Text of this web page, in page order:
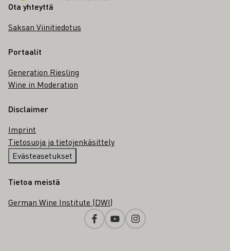
Ota yhteyttä
Saksan Viinitiedotus
Portaalit
Generation Riesling
Wine in Moderation
Disclaimer
Imprint
Tietosuoja ja tietojenkäsittely
Evästeasetukset
Tietoa meistä
German Wine Institute (DWI)
FacebookYoutubeInstagram